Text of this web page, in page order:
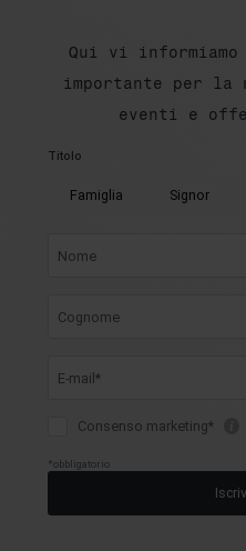
Qui vi
importante per la
eventi e